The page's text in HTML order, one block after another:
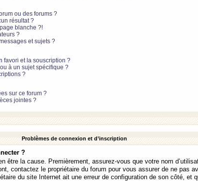
ou des forums ?
résultat ?
blanche ?!
?
et sujets ?
favori et la souscription ?
à un sujet spécifique ?
?
sur ce forum ?
jointes ?
Problèmes de connexion et d’inscription
?
être la cause. Premièrement, assurez-vous que votre nom
contactez le propriétaire du forum pour vous assurer de ne pas
du site Internet ait une erreur de configuration de son côté, et